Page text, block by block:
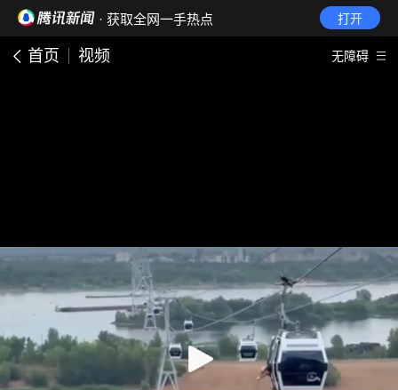
· 获取全网一手热点 打开
首页 视频 无障碍